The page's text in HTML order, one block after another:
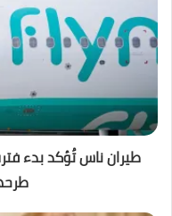
طيران ناس تُؤكد بدء